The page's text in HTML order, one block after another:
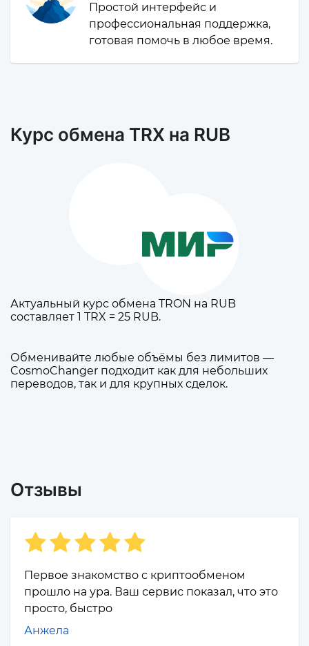
Простой интерфейс и
профессиональная поддержка,
готовая помочь в любое время.
Курс обмена TRX на RUB
Актуальный курс обмена TRON на RUB
составляет 1 TRX = 25 RUB.
Обменивайте любые объёмы без лимитов —
CosmoChanger подходит как для небольших
переводов, так и для крупных сделок.
Отзывы
Первое знакомство с криптообменом
прошло на ура. Ваш сервис показал, что это
просто, быстро
Анжела